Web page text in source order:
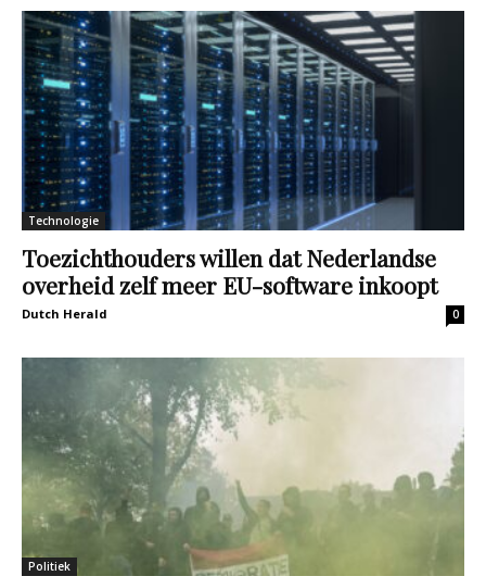
Technologie
Toezichthouders willen dat Nederlandse
overheid zelf meer EU-software inkoopt
Dutch Herald 0
Politiek